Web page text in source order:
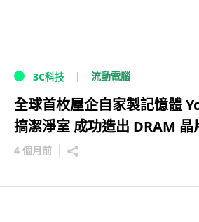
3C科技 流動電腦
全球首枚屋企自家製記憶體
搞潔淨室 成功造出 DRAM 晶
4 個月前